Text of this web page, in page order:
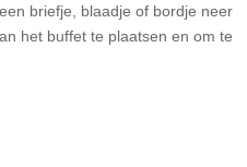
briefje, blaadje of bordje neer
het buffet te plaatsen en om te